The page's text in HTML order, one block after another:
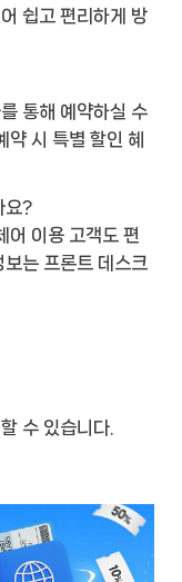
쉽고 편리하게 방
통해 예약하실 수
약 시 특별 할인 혜
요?
어 이용 고객도 편
는 프론트 데스크
수 있습니다.